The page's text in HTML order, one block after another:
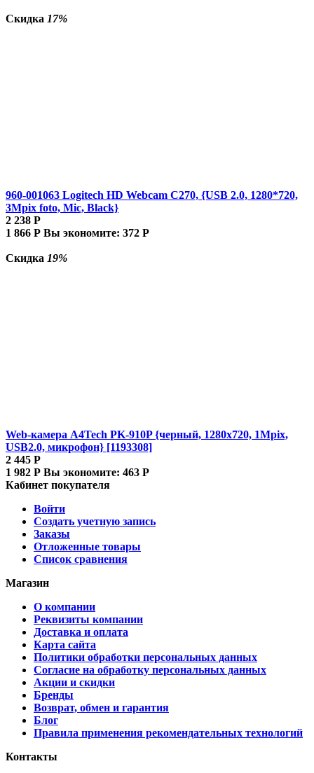
Скидка 17%
960-001063 Logitech HD Webcam C270, {USB 2.0, 1280*720,
3Mpix foto, Mic, Black}
2 238 Р
1 866 Р Вы экономите: 372 Р
Скидка 19%
Web-камера A4Tech PK-910P {черный, 1280x720, 1Mpix,
USB2.0, микрофон} [1193308]
2 445 Р
1 982 Р Вы экономите: 463 Р
Кабинет покупателя
Войти
Создать учетную запись
Заказы
Отложенные товары
Список сравнения
Магазин
О компании
Реквизиты компании
Доставка и оплата
Карта сайта
Политики обработки персональных данных
Согласие на обработку персональных данных
Акции и скидки
Бренды
Возврат, обмен и гарантия
Блог
Правила применения рекомендательных технологий
Контакты